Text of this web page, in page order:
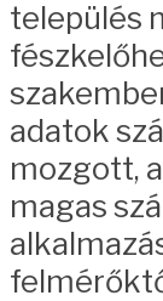
település
adatok
mozgott,
magas